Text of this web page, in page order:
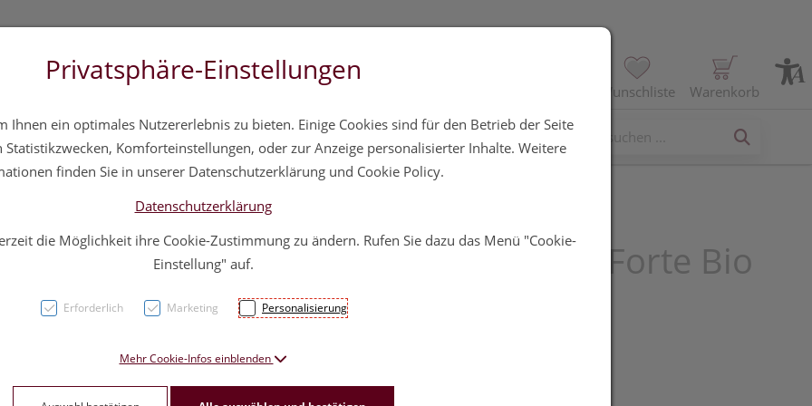
Wunschliste Warenkorb
Hautpflege Familie Nahrungsergänzung Diverses
Taoasis Schlaf Gut Forte Bio
5ml
10,50 EUR
Privatsphäre-Einstellungen
Ihnen ein optimales Nutzererlebnis zu bieten. Einige Cookies sind für den Betrieb der Seite
Komforteinstellungen, oder zur Anzeige personalisierter Inhalte. Weitere
finden Sie in unserer Datenschutzerklärung und Cookie Policy.
Datenschutzerklärung
die Möglichkeit ihre Cookie-Zustimmung zu ändern. Rufen Sie dazu das Menü "Cookie-
Einstellung" auf.
Erforderlich Marketing Personalisierung
Mehr Cookie-Infos einblenden